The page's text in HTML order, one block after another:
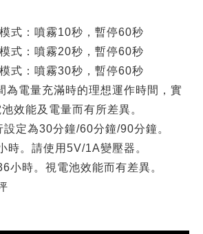
式：噴霧10秒，暫停60秒
式：噴霧20秒，暫停60秒
式：噴霧30秒，暫停60秒
為電量充滿時的理想運作時間，實
效能及電量而有所差異。
定為30分鐘/60分鐘/90分鐘。
時。請使用5V/1A變壓器。
小時。視電池效能而有差異。